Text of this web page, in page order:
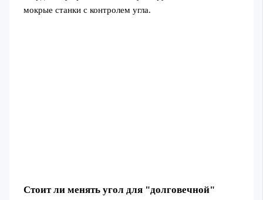
мокрые станки с контролем угла.
Стоит ли менять угол для "долговечной"